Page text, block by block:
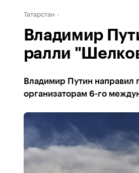
Татарстан
Владимир
ралли
Владимир Путин направил
организаторам 6-го